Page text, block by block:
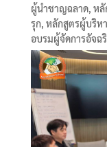
ผู้นำชาญฉลาด, หลั
รุก, หลักสูตรผู้บริห
อบรมผู้จัดการอัจฉ